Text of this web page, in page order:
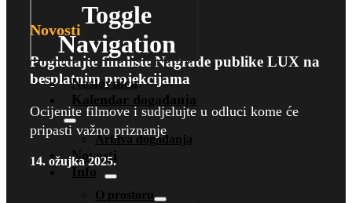
Toggle
Navigation
Naslovnica
Kalendar događanja
Arhiva događanja
Novosti
Info
O prostoru
Novosti
Pogledajte finaliste Nagrade publike LUX na
besplatnim projekcijama
Ocijenite filmove i sudjelujte u odluci kome će
pripasti važno priznanje
14. ožujka 2025.